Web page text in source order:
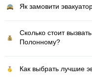
Як замовити
Сколько стоит
Полонному?
Как выбрать лучшие